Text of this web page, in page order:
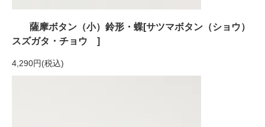
薩摩ボタン（小）鈴形・蝶[サツマボタン（ショウ）
スズガタ・チョウ ]
4,290円(税込)